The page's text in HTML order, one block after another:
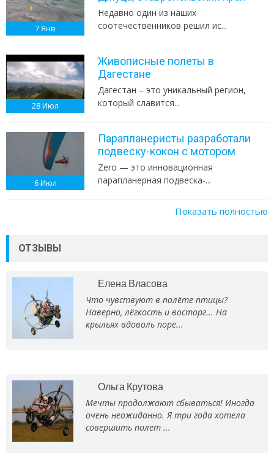
7Янв
Недавно один из наших
соотечественников решил ис...
28Июл
Живописные полеты в
Дагестане
Дагестан – это уникальный регион,
который славится...
6Июл
Парапланеристы разработали
подвеску-кокон с мотором
Zero — это инновационная
парапланерная подвеска-...
Показать полностью
ОТЗЫВЫ
Елена Власова
Что чувствуют в полёте птицы?
Наверно, лёгкость и восторг... На
крыльях вдоволь поре...
Ольга Крутова
Мечты продолжают сбываться! Иногда
очень неожиданно. Я три года хотела
совершить полет ...